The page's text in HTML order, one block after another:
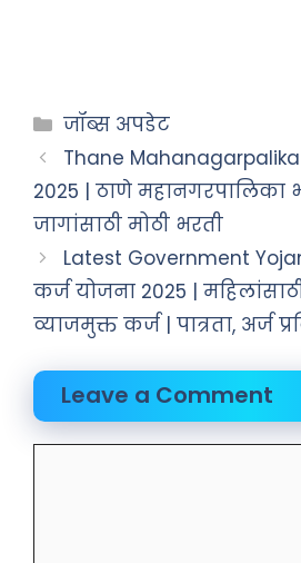
जॉब्स अपडेट
Thane
2025 | ठाणे महानगरपालिका
जागांसाठी मोठी भरती
Latest Government
कर्ज योजना 2025 |
व्याजमुक्त कर्ज | पात्रता, अर्ज
Leave a Comment